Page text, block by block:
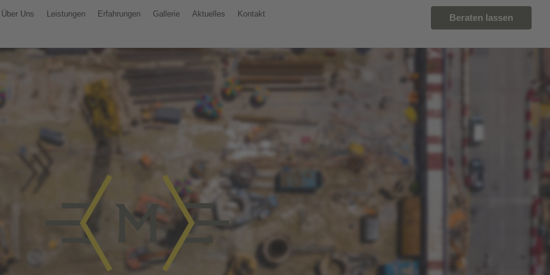
Über Uns Leistungen Erfahrungen Gallerie Aktuelles Kontakt Beraten lassen